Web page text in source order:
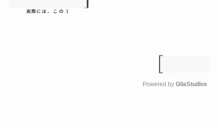
Powered by GliaStudios